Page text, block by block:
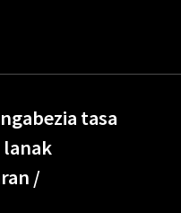
tasa
lanak
/